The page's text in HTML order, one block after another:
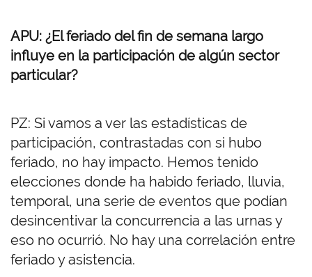
APU: ¿El feriado del fin de semana largo
influye en la participación de algún sector
particular?
PZ: Si vamos a ver las estadísticas de
participación, contrastadas con si hubo
feriado, no hay impacto. Hemos tenido
elecciones donde ha habido feriado, lluvia,
temporal, una serie de eventos que podían
desincentivar la concurrencia a las urnas y
eso no ocurrió. No hay una correlación entre
feriado y asistencia.